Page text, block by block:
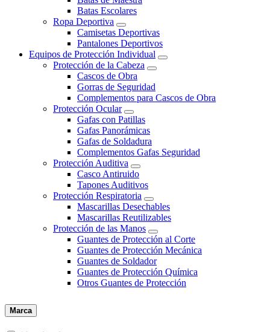
Batas Escolares
Ropa Deportiva
Camisetas Deportivas
Pantalones Deportivos
Equipos de Protección Individual
Protección de la Cabeza
Cascos de Obra
Gorras de Seguridad
Complementos para Cascos de Obra
Protección Ocular
Gafas con Patillas
Gafas Panorámicas
Gafas de Soldadura
Complementos Gafas Seguridad
Protección Auditiva
Casco Antiruido
Tapones Auditivos
Protección Respiratoria
Mascarillas Desechables
Mascarillas Reutilizables
Protección de las Manos
Guantes de Protección al Corte
Guantes de Protección Mecánica
Guantes de Soldador
Guantes de Protección Química
Otros Guantes de Protección
Marca